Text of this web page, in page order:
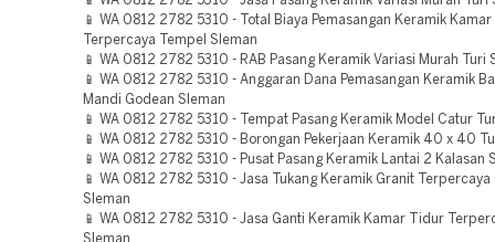
📱 WA 0812 2782 5310 - Total Biaya Pemasangan Keramik
Terpercaya Tempel Sleman
📱 WA 0812 2782 5310 - RAB Pasang Keramik Variasi Murah Turi
📱 WA 0812 2782 5310 - Anggaran Dana Pemasangan Keramik
Mandi Godean Sleman
📱 WA 0812 2782 5310 - Tempat Pasang Keramik Model Catur
📱 WA 0812 2782 5310 - Borongan Pekerjaan Keramik 40 x 40
📱 WA 0812 2782 5310 - Pusat Pasang Keramik Lantai 2 Kalasan
📱 WA 0812 2782 5310 - Jasa Tukang Keramik Granit Terpercaya
Sleman
📱 WA 0812 2782 5310 - Jasa Ganti Keramik Kamar Tidur
Sleman